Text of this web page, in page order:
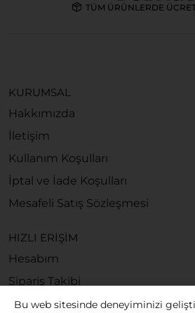
TÜM ÜRÜNLERDE
KURUMSAL
Hakkımızda
İletişim
Kullanım Koşulları
İptal ve İade Koşulları
Mesafeli Satış Sözleşmesi
HIZLI ERİŞİM
Hesabım
Sipariş Takibi
Bu web sitesinde deneyiminizi